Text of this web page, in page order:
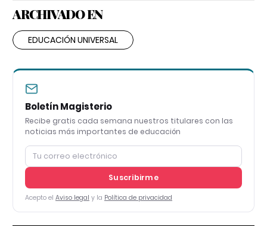
ARCHIVADO EN
EDUCACIÓN UNIVERSAL
Boletín Magisterio
Recibe gratis cada semana nuestros titulares con las
noticias más importantes de educación
Suscribirme
Acepto el Aviso legal y la Política de privacidad